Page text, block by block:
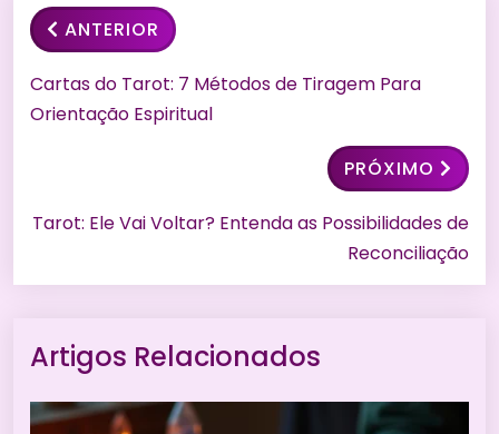
ANTERIOR
Cartas do Tarot: 7 Métodos de Tiragem Para
Orientação Espiritual
PRÓXIMO
Tarot: Ele Vai Voltar? Entenda as Possibilidades de
Reconciliação
Artigos Relacionados